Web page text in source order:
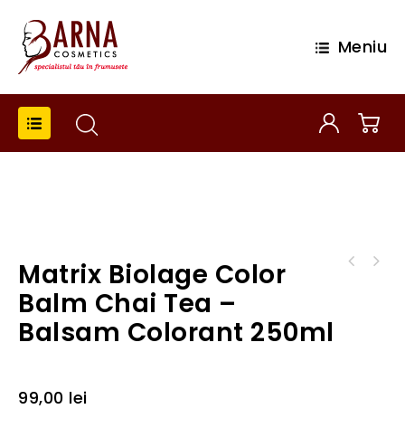
Meniu
Matrix Biolage Color
Balm Chai Tea –
Balsam Colorant 250ml
99,00 lei